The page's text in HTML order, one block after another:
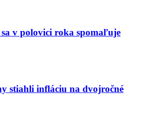
v polovici roka spomaľuje
stiahli infláciu na dvojročné